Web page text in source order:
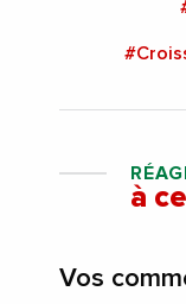
à
Vos